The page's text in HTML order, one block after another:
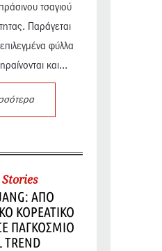
τσαγιού
Παράγεται
φύλλα
και...
Stories
ΑΠΟ
ΚΟΡΕΑΤΙΚΟ
ΠΑΓΚΟΣΜΙΟ
TREND